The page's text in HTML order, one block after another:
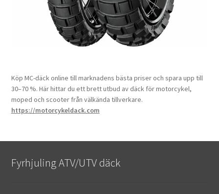
Köp MC-däck online till marknadens bästa priser och spara upp till
30–70 %. Här hittar du ett brett utbud av däck för motorcykel,
moped och scooter från välkända tillverkare.
https://motorcykeldack.com
Fyrhjuling ATV/UTV däck